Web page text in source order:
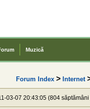
Muzică
Forum Index> Internet
03-07 20:43:05 (804